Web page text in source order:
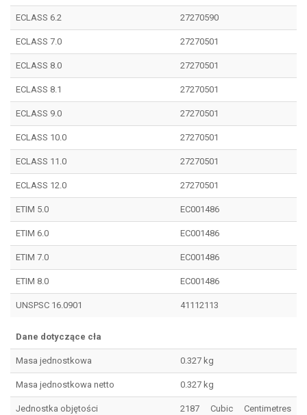
ECLASS 6.2 27270590
ECLASS 7.0 27270501
ECLASS 8.0 27270501
ECLASS 8.1 27270501
ECLASS 9.0 27270501
ECLASS 10.0 27270501
ECLASS 11.0 27270501
ECLASS 12.0 27270501
ETIM 5.0 EC001486
ETIM 6.0 EC001486
ETIM 7.0 EC001486
ETIM 8.0 EC001486
UNSPSC 16.0901 41112113
Dane dotyczące cła
Masa jednostkowa 0.327 kg
Masa jednostkowa netto 0.327 kg
Jednostka objętości
2187 Cubic Centimetres